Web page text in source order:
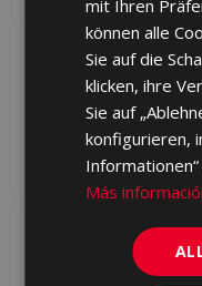
CANDLE BLANCO 30 X
HWQ500 | 30x90
Zu Favoriten
hinzufügen
mit Ihren
können alle
Sie auf die
klicken, ihre
Sie auf
konfigurieren,
Informationen“
Más